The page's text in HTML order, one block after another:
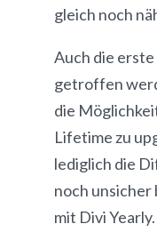
gleich noch
Auch die
getroffen
die
Lifetime zu
lediglich die
noch
mit Divi Yearly.